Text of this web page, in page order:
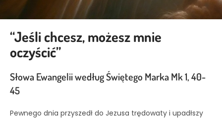
“Jeśli chcesz, możesz mnie
oczyścić”
Słowa Ewangelii według Świętego Marka Mk 1, 40-
45
Pewnego dnia przyszedł do Jezusa trędowaty i upadłszy